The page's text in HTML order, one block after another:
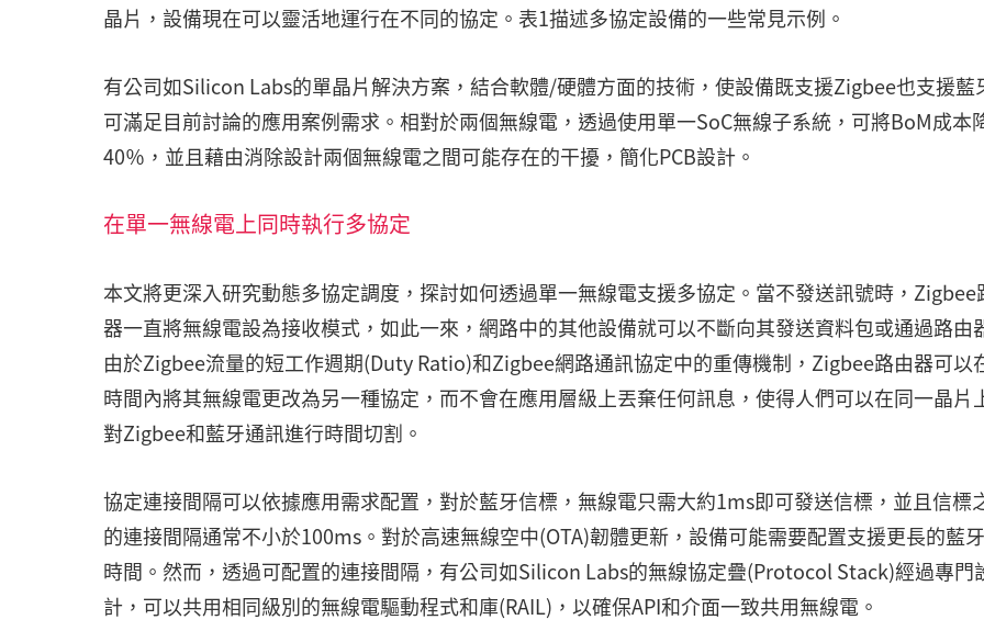
晶片，設備現在可以靈活地運行在不同的協定。表1描述多協定設備的一些常見示例。
有公司如Silicon Labs的單晶片解決方案，結合軟體/硬體方面的技術，使設備既支援Zigbee也支援藍
可滿足目前討論的應用案例需求。相對於兩個無線電，透過使用單一SoC無線子系統，可將BoM成本
40％，並且藉由消除設計兩個無線電之間可能存在的干擾，簡化PCB設計。
在單一無線電上同時執行多協定
本文將更深入研究動態多協定調度，探討如何透過單一無線電支援多協定。當不發送訊號時，Zigbee
器一直將無線電設為接收模式，如此一來，網路中的其他設備就可以不斷向其發送資料包或通過路由
由於Zigbee流量的短工作週期(Duty Ratio)和Zigbee網路通訊協定中的重傳機制，Zigbee路由器可以
時間內將其無線電更改為另一種協定，而不會在應用層級上丟棄任何訊息，使得人們可以在同一晶片
對Zigbee和藍牙通訊進行時間切割。
協定連接間隔可以依據應用需求配置，對於藍牙信標，無線電只需大約1ms即可發送信標，並且信標
的連接間隔通常不小於100ms。對於高速無線空中(OTA)韌體更新，設備可能需要配置支援更長的藍
時間。然而，透過可配置的連接間隔，有公司如Silicon Labs的無線協定疊(Protocol Stack)經過專門
計，可以共用相同級別的無線電驅動程式和庫(RAIL)，以確保API和介面一致共用無線電。